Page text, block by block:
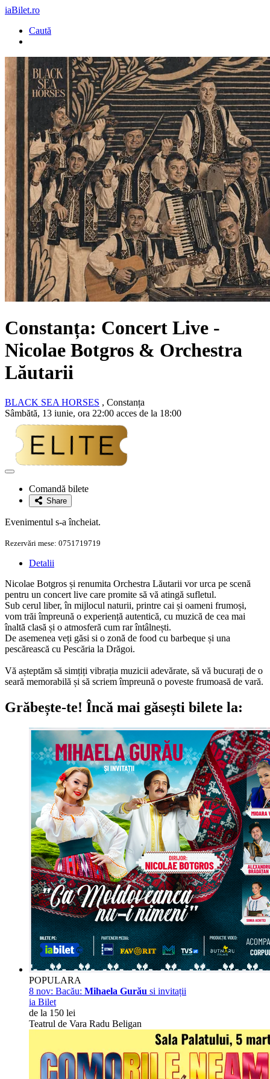
iaBilet.ro
Caută
Constanța: Concert Live -
Nicolae Botgros & Orchestra
Lăutarii
BLACK SEA HORSES , Constanța
Sâmbătă, 13 iunie, ora 22:00 acces de la 18:00
Adaugă
favoriteComandă bilete
Share
Evenimentul s-a încheiat.
Rezervări mese: 0751719719
Detalii
Nicolae Botgros și renumita Orchestra Lăutarii vor urca pe scenă
pentru un concert live care promite să vă atingă sufletul.
Sub cerul liber, în mijlocul naturii, printre cai și oameni frumoși,
vom trăi împreună o experiență autentică, cu muzică de cea mai
înaltă clasă și o atmosferă cum rar întâlnești.
De asemenea veți găsi si o zonă de food cu barbeque și una
pescărească cu Pescăria la Drăgoi.
Vă așteptăm să simțiți vibrația muzicii adevărate, să vă bucurați de o
seară memorabilă și să scriem împreună o poveste frumoasă de vară.
Grăbește-te! Încă mai găsești bilete la:
POPULARA
8 nov: Bacău: Mihaela Gurău si invitații
ia Bilet
de la 150 lei
Teatrul de Vara Radu Beligan